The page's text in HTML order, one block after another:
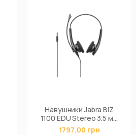
Навушники Jabra BIZ
1100 EDU Stereo 3.5 мм
Black (1159-0139-EDU)
1797.00 грн